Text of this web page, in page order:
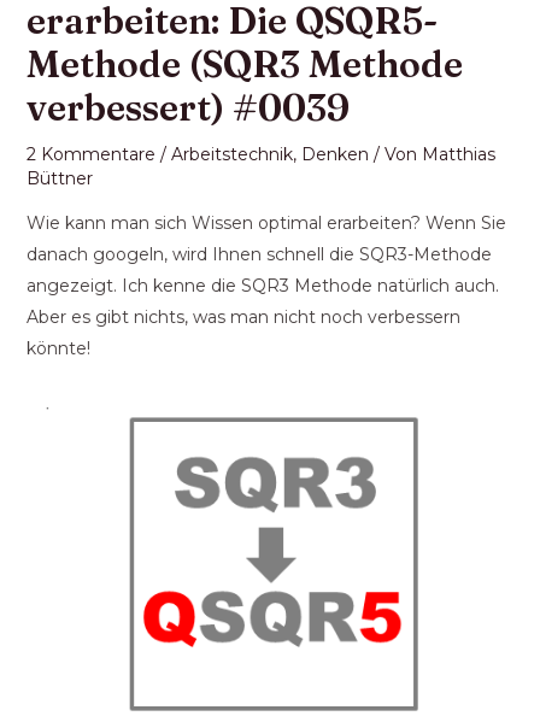
erarbeiten: Die QSQR5-
Methode (SQR3 Methode
verbessert) #0039
2 Kommentare / Arbeitstechnik, Denken / Von Matthias
Büttner
Wie kann man sich Wissen optimal erarbeiten? Wenn Sie
danach googeln, wird Ihnen schnell die SQR3-Methode
angezeigt. Ich kenne die SQR3 Methode natürlich auch.
Aber es gibt nichts, was man nicht noch verbessern
könnte!